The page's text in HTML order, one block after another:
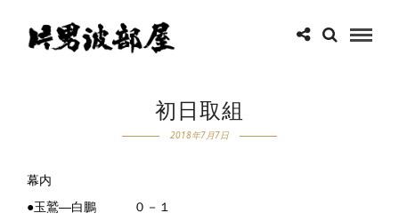
初日取組
2018年7月7日
幕内
●玉鷲―白鵬 ０－１